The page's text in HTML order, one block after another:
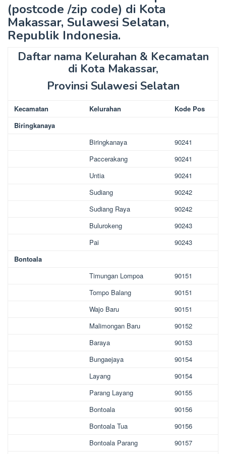
(postcode /zip code) di Kota
Makassar, Sulawesi Selatan,
Republik Indonesia.
Daftar nama Kelurahan & Kecamatan
di Kota Makassar,
Provinsi Sulawesi Selatan
Kecamatan Kelurahan
Kode Pos
Biringkanaya
Biringkanaya
90241
Paccerakang
90241
Untia
90241
Sudiang
90242
Sudiang Raya
90242
Bulurokeng
90243
Pai
90243
Bontoala
Timungan Lompoa
90151
Tompo Balang
90151
Wajo Baru
90151
Malimongan Baru
90152
Baraya
90153
Bungaejaya
90154
Layang
90154
Parang Layang
90155
Bontoala
90156
Bontoala Tua
90156
Bontoala Parang
90157